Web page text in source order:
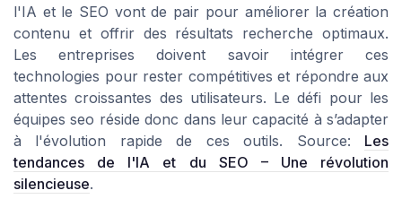
l'IA et le SEO vont de pair pour améliorer la création
contenu et offrir des résultats recherche optimaux.
Les entreprises doivent savoir intégrer ces
technologies pour rester compétitives et répondre aux
attentes croissantes des utilisateurs. Le défi pour les
équipes seo réside donc dans leur capacité à s’adapter
à l'évolution rapide de ces outils. Source: Les
tendances de l'IA et du SEO – Une révolution
silencieuse.